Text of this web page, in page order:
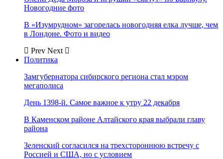
Новогодние фото
В «Изумрудном» загорелась новогодняя елка лучше, чем
в Лондоне. Фото и видео
Prev Next
Политика
Замгубернатора сибирского региона стал мэром
мегаполиса
День 1398-й. Самое важное к утру 22 декабря
В Каменском районе Алтайского края выбрали главу
района
Зеленский согласился на трехстороннюю встречу с
Россией и США, но с условием